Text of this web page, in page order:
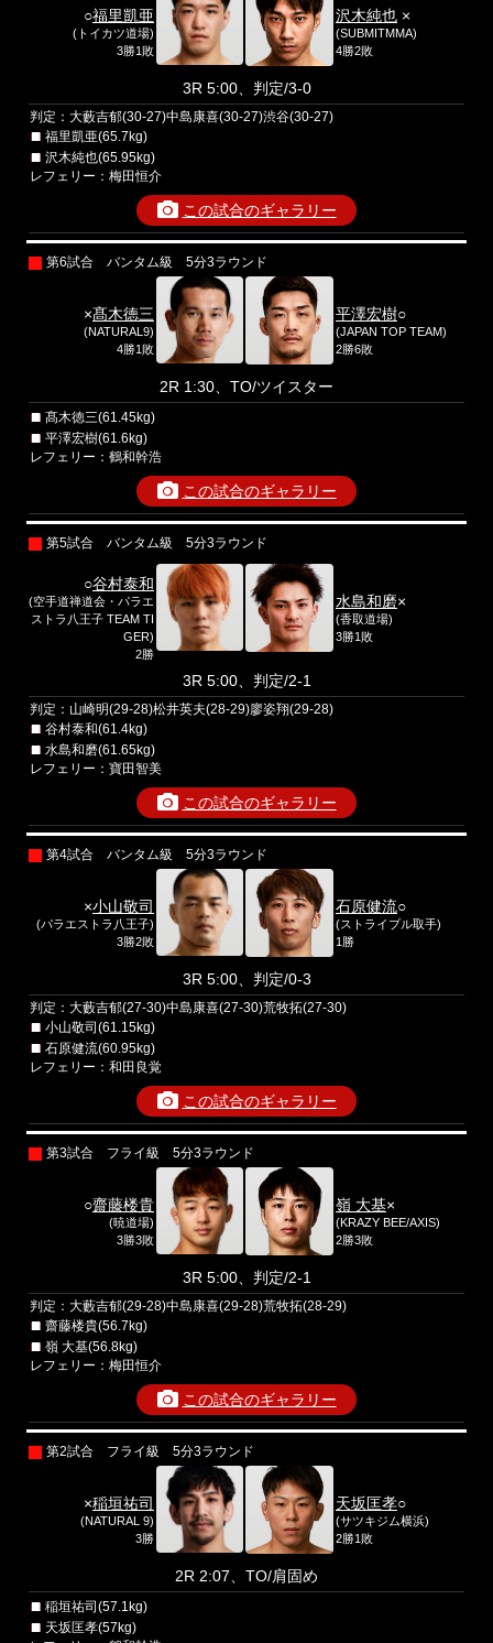
○福里凱亜
(トイカツ道場)
3勝1敗
沢木純也 ×
(SUBMITMMA)
4勝2敗
3R 5:00、判定/3-0
判定：大藪吉郁(30-27)中島康喜(30-27)渋谷(30-27)
福里凱亜(65.7kg)
沢木純也(65.95kg)
レフェリー：梅田恒介
この試合のギャラリー
第6試合 バンタム級 5分3ラウンド
×髙木徳三
(NATURAL9)
4勝1敗
平澤宏樹○
(JAPAN TOP TEAM)
2勝6敗
2R 1:30、TO/ツイスター
髙木徳三(61.45kg)
平澤宏樹(61.6kg)
レフェリー：鶴和幹浩
この試合のギャラリー
第5試合 バンタム級 5分3ラウンド
○谷村泰和
(空手道禅道会・パラエ
ストラ八王子 TEAM TI
GER)
2勝
水島和磨×
(香取道場)
3勝1敗
3R 5:00、判定/2-1
判定：山崎明(29-28)松井英夫(28-29)廖姿翔(29-28)
谷村泰和(61.4kg)
水島和磨(61.65kg)
レフェリー：寶田智美
この試合のギャラリー
第4試合 バンタム級 5分3ラウンド
×小山敬司
(パラエストラ八王子)
3勝2敗
石原健流○
(ストライプル取手)
1勝
3R 5:00、判定/0-3
判定：大藪吉郁(27-30)中島康喜(27-30)荒牧拓(27-30)
小山敬司(61.15kg)
石原健流(60.95kg)
レフェリー：和田良覚
この試合のギャラリー
第3試合 フライ級 5分3ラウンド
○齋藤楼貴
(暁道場)
3勝3敗
嶺 大基×
(KRAZY BEE/AXIS)
2勝3敗
3R 5:00、判定/2-1
判定：大藪吉郁(29-28)中島康喜(29-28)荒牧拓(28-29)
齋藤楼貴(56.7kg)
嶺 大基(56.8kg)
レフェリー：梅田恒介
この試合のギャラリー
第2試合 フライ級 5分3ラウンド
×稲垣祐司
(NATURAL 9)
3勝
天坂匡孝○
(サツキジム横浜)
2勝1敗
2R 2:07、TO/肩固め
稲垣祐司(57.1kg)
天坂匡孝(57kg)